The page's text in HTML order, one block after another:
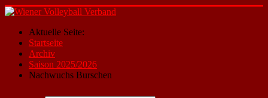
Aktuelle Seite:
Startseite
Archiv
Saison 2025/2026
Nachwuchs Burschen